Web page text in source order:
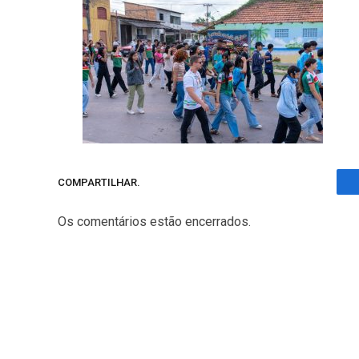
COMPARTILHAR.
Os comentários estão encerrados.